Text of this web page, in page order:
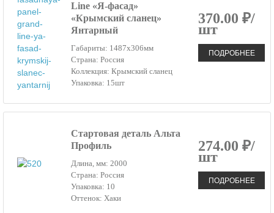
Line «Я-фасад»
«Крымский сланец»
Янтарный
Габариты: 1487х306мм
Страна: Россия
Коллекция: Крымский сланец
Упаковка: 15шт
370.00 ₽/
шт
ПОДРОБНЕЕ
Стартовая деталь Альта
Профиль
Длина, мм: 2000
Страна: Россия
Упаковка: 10
Оттенок: Хаки
274.00 ₽/
шт
ПОДРОБНЕЕ